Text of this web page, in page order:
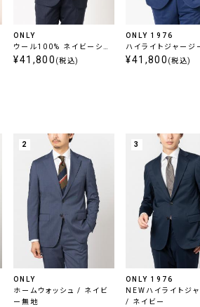
ONLY
ウール100% ネイビーシャ
ドウストライプ
¥41,800 (税込)
ONLY 1976
ハイライトジャー
ルー チェック
¥41,800 (税込)
2
ONLY
ホームウォッシュ / ネイビ
ー無地
3
ONLY 1976
NEWハイライトジ
/ ネイビー